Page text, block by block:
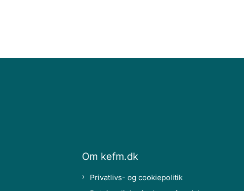
Om kefm.dk
Privatlivs- og cookiepolitik